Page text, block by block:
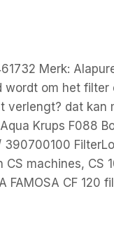
Merk:
om het
dat
Krups F088
machines, CS
CF 120